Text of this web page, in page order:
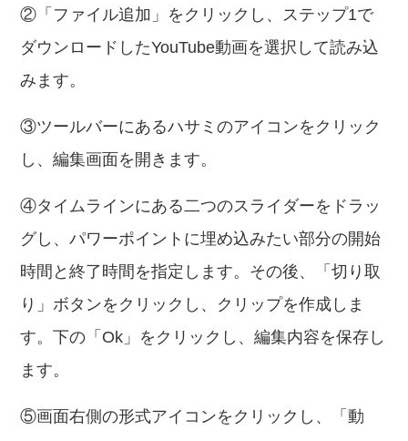
②「ファイル追加」をクリックし、ステップ1で
ダウンロードしたYouTube動画を選択して読み込
みます。
③ツールバーにあるハサミのアイコンをクリック
し、編集画面を開きます。
④タイムラインにある二つのスライダーをドラッ
グし、パワーポイントに埋め込みたい部分の開始
時間と終了時間を指定します。その後、「切り取
り」ボタンをクリックし、クリップを作成しま
す。下の「Ok」をクリックし、編集内容を保存し
ます。
⑤画面右側の形式アイコンをクリックし、「動